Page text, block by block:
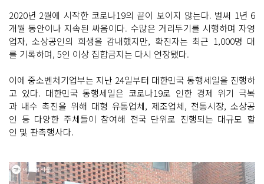
L
복
사
하
기
게
변
경
하
작
게
변
경
하
2020년 2월에 시작한 코로나19의 끝이 보이지 않는다. 벌써 1년 6
개월 동안이나 지속된 싸움이다. 수많은 거리두기를 시행하며 자영
업자, 소상공인의 희생을 감내했지만, 확진자는 최근 1,000명 대
를 기록하며, 5인 이상 집합금지는 다시 연장됐다.
이에 중소벤처기업부는 지난 24일부터 대한민국 동행세일을 진행하
고 있다. 대한민국 동행세일은 코로나19로 인한 경제 위기 극복
과 내수 촉진을 위해 대형 유통업체, 제조업체, 전통시장, 소상공
인 등 다양한 주체들이 참여해 전국 단위로 진행되는 대규모 할
인 및 판촉행사다.